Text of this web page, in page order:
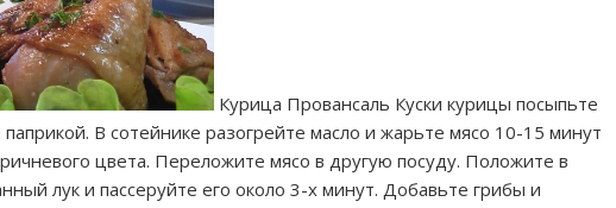
Курица Провансаль Куски курицы посыпьте
В сотейнике разогрейте масло и жарьте мясо 10-15 минут
цвета. Переложите мясо в другую посуду. Положите в
лук и пассеруйте его около 3-х минут. Добавьте грибы и